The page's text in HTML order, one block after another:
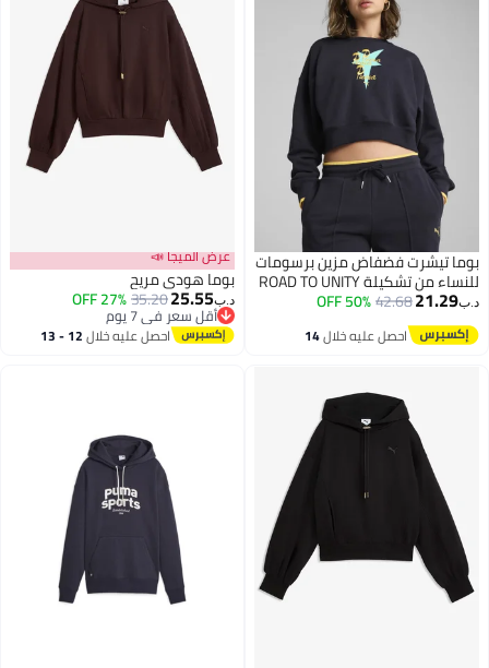
بوما تيشرت فضفاض مزين برسومات
للنساء من تشكيلة ROAD TO UNITY
د.ب‏21.29
42.68
50% OFF
احصل عليه خلال14
عرض الميجا 📣
بوما هودي مريح
د.ب‏25.55
35.20
27% OFF
أقل سعر في 7 يوم
أقل سعر في 7 يوماحصل عليه خلال 12 - 13